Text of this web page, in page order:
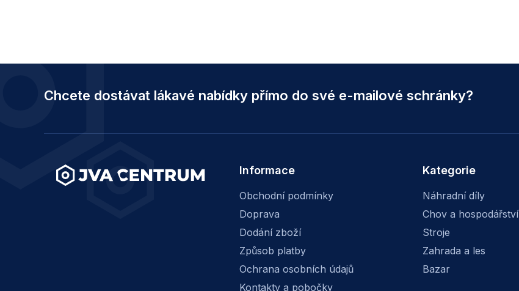
Chcete dostávat lákavé nabídky přímo do své e-mailové schránky?
Informace
Obchodní podmínky
Doprava
Dodání zboží
Způsob platby
Ochrana osobních údajů
Kontakty a pobočky
Kategorie
Náhradní díly
Chov a hospodářství
Stroje
Zahrada a les
Bazar